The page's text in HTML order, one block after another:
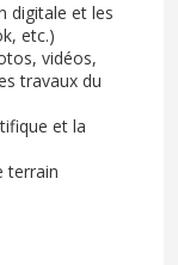
digitale et les
etc.)
vidéos,
travaux du
et la
terrain